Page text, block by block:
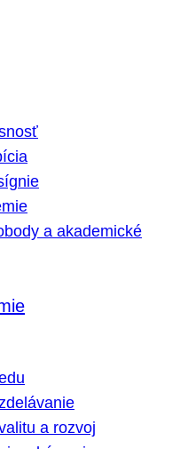
a akademické
a rozvoj